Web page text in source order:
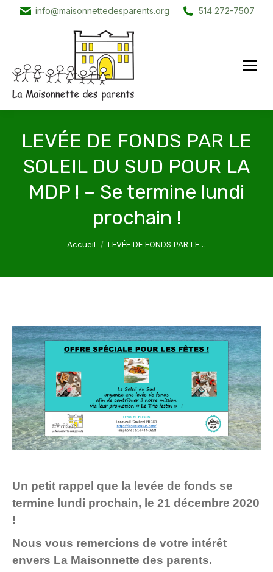
info@maisonnettedesparents.org 514 272-7507
LEVÉE DE FONDS PAR LE
SOLEIL DU SUD POUR LA
MDP ! – Se termine lundi
prochain !
Vous êtes ici :
Accueil LEVÉE DE FONDS PAR LE…
Un petit rappel que la levée de fonds se
termine lundi prochain, le 21 décembre 2020
!
Nous vous remercions de votre intérêt
envers La Maisonnette des parents.